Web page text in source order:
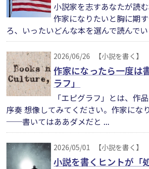
小説家を志すあなたが読
作家になりたいと胸に期
ろ、いったいどんな本を選んで読んで
2026/06/26 【小説を書く】
作家になったら一度は
ラフ」
「エピグラフ」とは、作
序奏 想像してみてください。作家にな
──書いてはああダメだと ...
2026/05/01 【小説を書く】
小説を書くヒントが「